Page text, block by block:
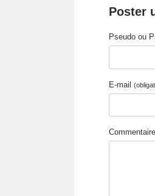
Poster
Pseudo ou
E-mail